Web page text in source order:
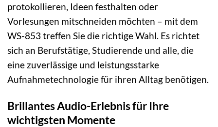
protokollieren, Ideen festhalten oder
Vorlesungen mitschneiden möchten – mit dem
WS-853 treffen Sie die richtige Wahl. Es richtet
sich an Berufstätige, Studierende und alle, die
eine zuverlässige und leistungsstarke
Aufnahmetechnologie für ihren Alltag benötigen.
Brillantes Audio-Erlebnis für Ihre
wichtigsten Momente